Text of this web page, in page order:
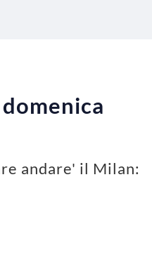
andare' il Milan: